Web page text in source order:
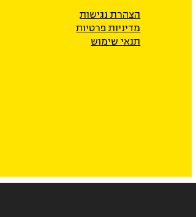
הצהרת נגישות
מדיניות פרטיות
תנאי שימוש